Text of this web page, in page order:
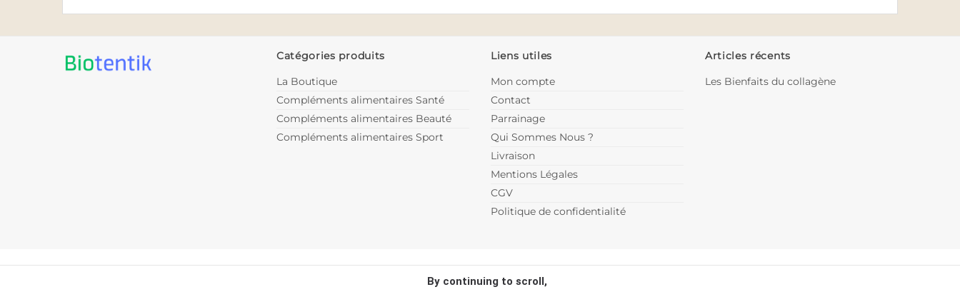
Catégories produits
La Boutique
Compléments alimentaires Santé
Compléments alimentaires Beauté
Compléments alimentaires Sport
Liens utiles
Mon compte
Contact
Parrainage
Qui Sommes Nous ?
Livraison
Mentions Légales
CGV
Politique de confidentialité
Articles récents
Les Bienfaits du collagène
By continuing to scroll,